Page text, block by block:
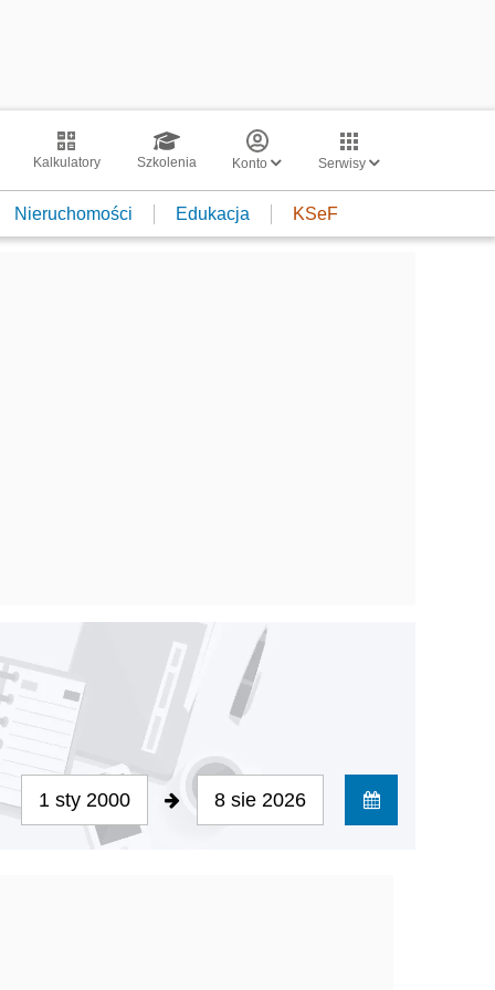
Kalkulatory Szkolenia Konto Serwisy
Nieruchomości Edukacja KSeF
1 sty 2000 8 sie 2026